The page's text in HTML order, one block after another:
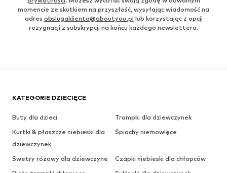
momencie ze skutkiem na przyszłość, wysyłając wiadomość na
adres obslugaklienta@aboutyou.pl lub korzystając z opcji
rezygnacji z subskrypcji na końcu każdego newslettera.
KATEGORIE DZIECIĘCE
Buty dla dzieci
Trampki dla dziewczynek
Kurtki & płaszcze niebieski dla
dziewczynek
Śpiochy niemowlęce
Swetry różowy dla dziewczyne
Czapki niebieski dla chłopców